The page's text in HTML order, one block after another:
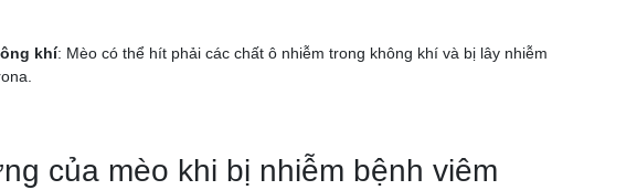
khí: Mèo có thể hít phải các chất ô nhiễm trong không khí và bị lây nhiễm
của mèo khi bị nhiễm bệnh viêm